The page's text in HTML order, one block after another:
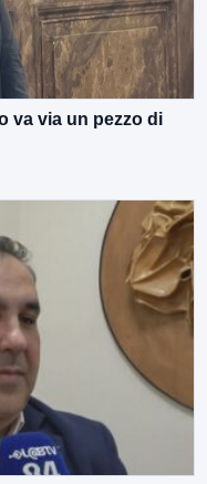
va via un pezzo di